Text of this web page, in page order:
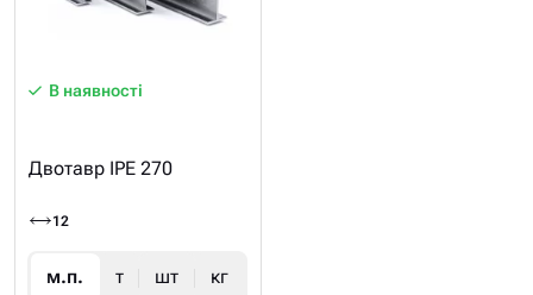
В наявності
Двотавр IPE 270
12
м.п. т шт кг